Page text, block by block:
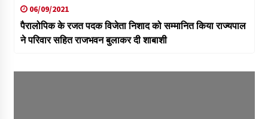
06/09/2021
पैरालोपिक के रजत पदक विजेता निशाद को सम्मानित किया राज्यपाल
ने परिवार सहित राजभवन बुलाकर दी शाबाशी